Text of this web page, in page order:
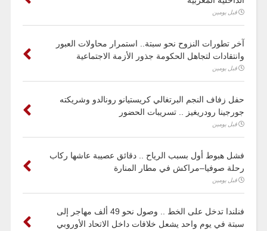
قبل يومين
آخر تطورات النزوح نحو سبتة.. استمرار محاولات العبور
وانتقادات لتجاهل الحكومة جذور الأزمة الاجتماعية
قبل يومين
حفل زفاف النجم البرتغالي كريستيانو رونالدو وشريكته
جورجينا رودريغيز .. تسريبات الحضور
قبل يومين
فشل هبوط أول بسبب الرياح .. دقائق عصيبة عاشها ركاب
رحلة صوفيا–مراكش في مطار المنارة
قبل يومين
فنلندا تدخل على الخط .. وصول نحو 49 ألف مهاجر إلى
سبتة في يوم واحد يشعل خلافات داخل الاتحاد الأوروبي